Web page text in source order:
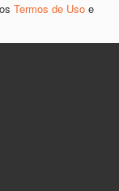
Termos de Uso e